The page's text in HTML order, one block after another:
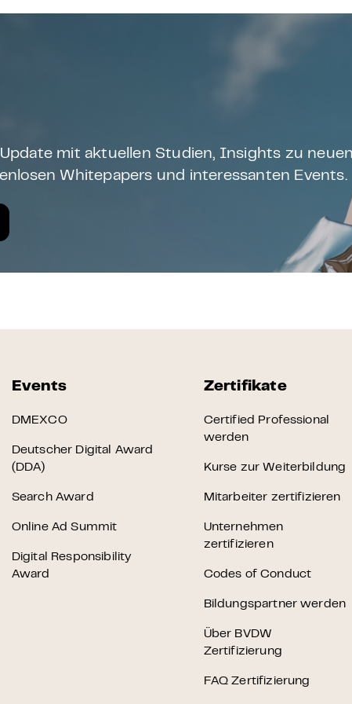
mit aktuellen Studien, Insights zu neuen
Whitepapers und interessanten Events.
Events
DMEXCO
Deutscher Digital Award
(DDA)
Search Award
Online Ad Summit
Digital Responsibility
Award
Zertifikate
Certified Professional
werden
Kurse zur Weiterbildung
Mitarbeiter zertifizieren
Unternehmen
zertifizieren
Codes of Conduct
Bildungspartner werden
Über BVDW
Zertifizierung
FAQ Zertifizierung